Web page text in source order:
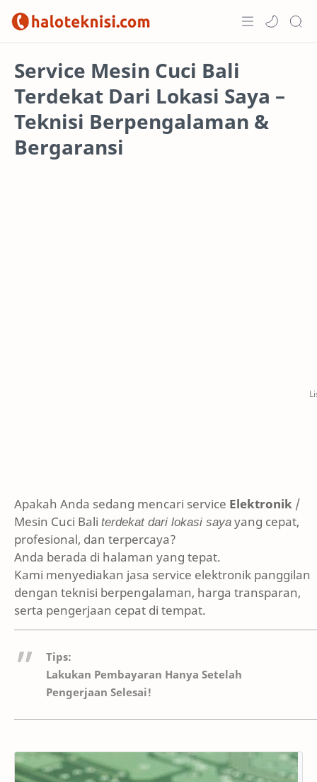
Projects
Service Mesin Cuci Bali
Terdekat Dari Lokasi Saya –
Teknisi Berpengalaman &
Bergaransi
Apakah Anda sedang mencari service Elektronik /
Mesin Cuci Bali terdekat dari lokasi sayayang cepat,
profesional, dan terpercaya?
Anda berada di halaman yang tepat.
Kami menyediakan jasa service elektronik panggilan
dengan teknisi berpengalaman, harga transparan,
serta pengerjaan cepat di tempat.
Tips:
Lakukan Pembayaran Hanya Setelah
Pengerjaan Selesai!